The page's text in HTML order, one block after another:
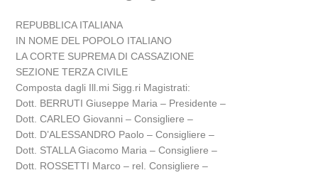
REPUBBLICA ITALIANA
IN NOME DEL POPOLO ITALIANO
LA CORTE SUPREMA DI CASSAZIONE
SEZIONE TERZA CIVILE
Composta dagli Ill.mi Sigg.ri Magistrati:
Dott. BERRUTI Giuseppe Maria – Presidente –
Dott. CARLEO Giovanni – Consigliere –
Dott. D’ALESSANDRO Paolo – Consigliere –
Dott. STALLA Giacomo Maria – Consigliere –
Dott. ROSSETTI Marco – rel. Consigliere –